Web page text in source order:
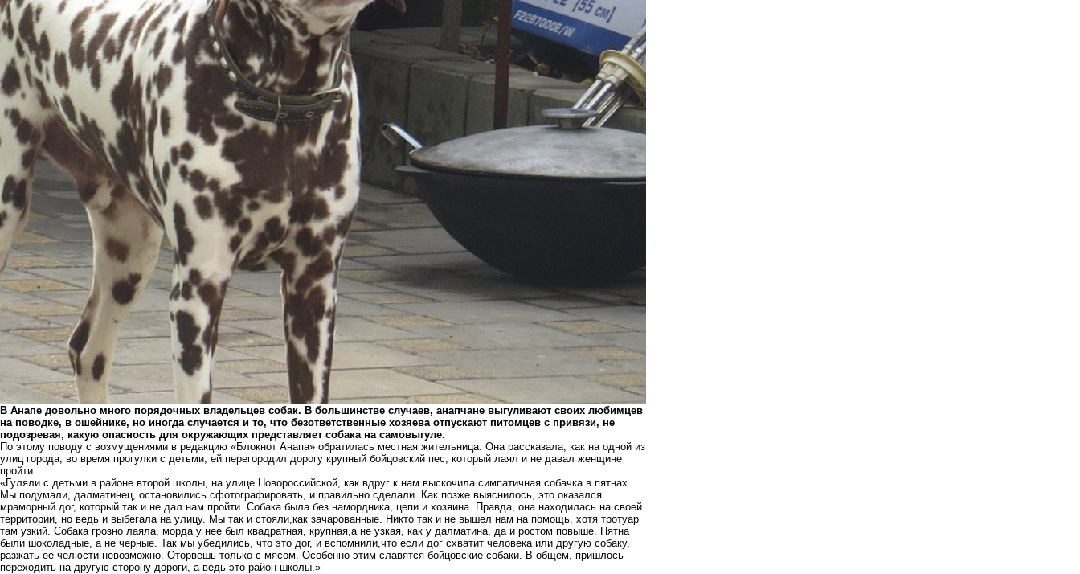
В Анапе довольно много порядочных владельцев собак. В большинстве случаев, анапчане выгуливают своих любимцев
на поводке, в ошейнике, но иногда случается и то, что безответственные хозяева отпускают питомцев с привязи, не
подозревая, какую опасность для окружающих представляет собака на самовыгуле.
По этому поводу с возмущениями в редакцию «Блокнот Анапа» обратилась местная жительница. Она рассказала, как на одной из
улиц города, во время прогулки с детьми, ей перегородил дорогу крупный бойцовский пес, который лаял и не давал женщине
пройти.
«Гуляли с детьми в районе второй школы, на улице Новороссийской, как вдруг к нам выскочила симпатичная собачка в пятнах.
Мы подумали, далматинец, остановились сфотографировать, и правильно сделали. Как позже выяснилось, это оказался
мраморный дог, который так и не дал нам пройти. Собака была без намордника, цепи и хозяина. Правда, она находилась на своей
территории, но ведь и выбегала на улицу. Мы так и стояли,как зачарованные. Никто так и не вышел нам на помощь, хотя тротуар
там узкий. Собака грозно лаяла, морда у нее был квадратная, крупная,а не узкая, как у далматина, да и ростом повыше. Пятна
были шоколадные, а не черные. Так мы убедились, что это дог, и вспомнили,что если дог схватит человека или другую собаку,
разжать ее челюсти невозможно. Оторвешь только с мясом. Особенно этим славятся бойцовские собаки. В общем, пришлось
переходить на другую сторону дороги, а ведь это район школы.»